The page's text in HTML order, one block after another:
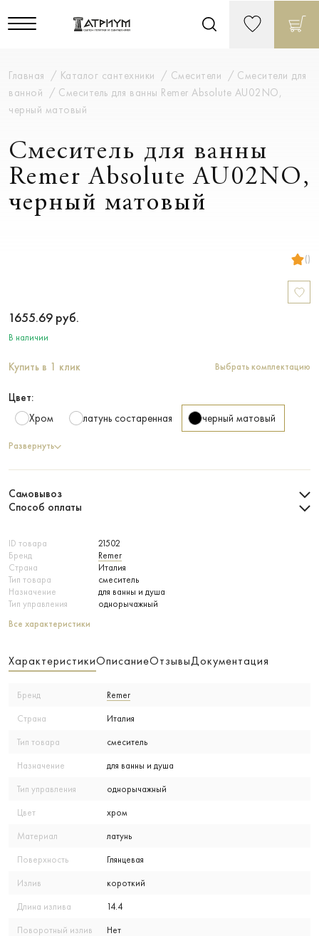
Главная Каталог сантехники Смесители
Смесители для
ванной
Смеситель для ванны Remer Absolute AU02NO,
черный матовый
Смеситель для ванны
Remer Absolute AU02NO,
черный матовый
()
ID товара
21502
Бренд
Remer
Страна
Италия
Тип товара
смеситель
Назначение
для ванны и душа
Тип управления
однорычажный
Все характеристики
1655.69 руб.
В наличии
Купить в 1 клик Выбрать комплектацию
Цвет:
Хром
латунь состаренная черный матовый
Развернуть
Самовывоз
Способ оплаты
ХарактеристикиОписаниеОтзывыДокументация
Бренд Remer
Страна Италия
Тип товара смеситель
Назначение для ванны и душа
Тип управления однорычажный
Цвет хром
Материал латунь
Поверхность Глянцевая
Излив короткий
Длина излива 14.4
Поворотный излив Нет